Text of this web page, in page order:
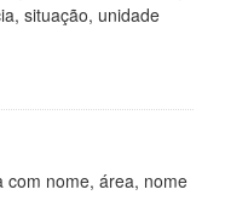
situação, unidade
com nome, área, nome